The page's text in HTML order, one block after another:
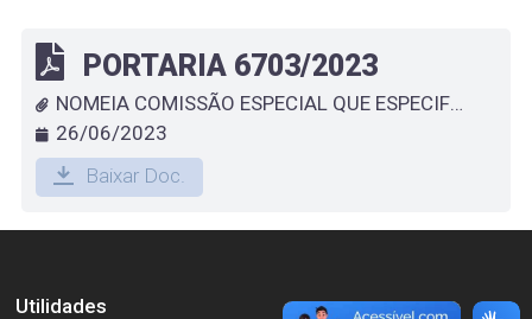
PORTARIA 6703/2023
NOMEIA COMISSÃO ESPECIAL QUE ESPECIFICA
26/06/2023
Baixar Doc.
Utilidades